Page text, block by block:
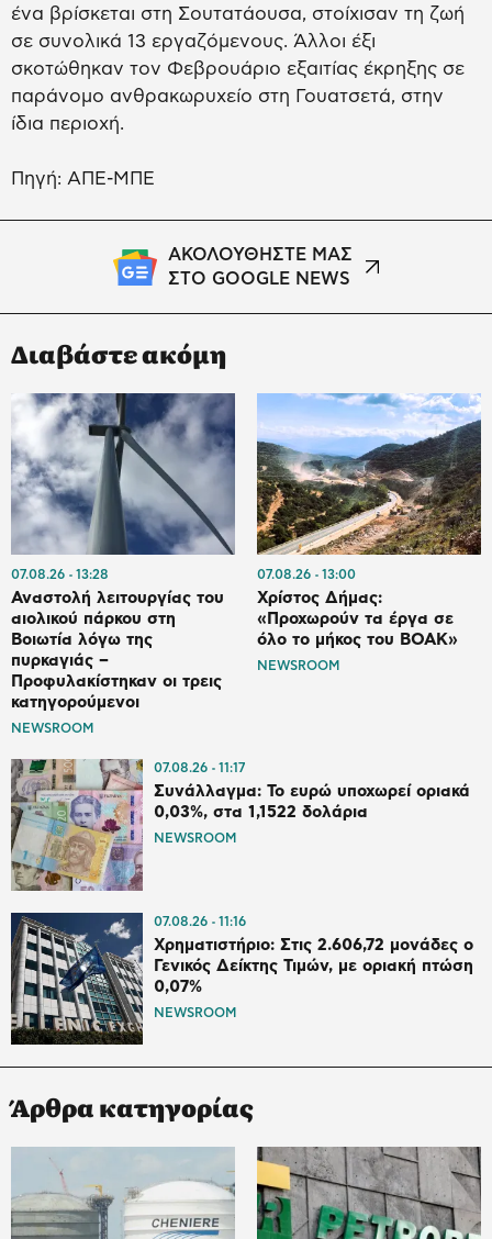
ένα βρίσκεται στη Σουτατάουσα, στοίχισαν τη ζωή
σε συνολικά 13 εργαζόμενους. Άλλοι έξι
σκοτώθηκαν τον Φεβρουάριο εξαιτίας έκρηξης σε
παράνομο ανθρακωρυχείο στη Γουατσετά, στην
ίδια περιοχή.
Πηγή: ΑΠΕ-ΜΠΕ
ΑΚΟΛΟΥΘΗΣΤΕ ΜΑΣ
ΣΤΟ GOOGLE NEWS
Διαβάστε ακόμη
07.08.26 13:28
Αναστολή λειτουργίας του
αιολικού πάρκου στη
Βοιωτία λόγω της
πυρκαγιάς –
Προφυλακίστηκαν οι τρεις
κατηγορούμενοι
NEWSROOM
07.08.26 13:00
Χρίστος Δήμας:
«Προχωρούν τα έργα σε
όλο το μήκος του ΒΟΑΚ»
NEWSROOM
07.08.26 11:17
Συνάλλαγμα: Το ευρώ υποχωρεί οριακά
0,03%, στα 1,1522 δολάρια
NEWSROOM
07.08.26 11:16
Χρηματιστήριο: Στις 2.606,72 μονάδες ο
Γενικός Δείκτης Τιμών, με οριακή πτώση
0,07%
NEWSROOM
Άρθρα κατηγορίας